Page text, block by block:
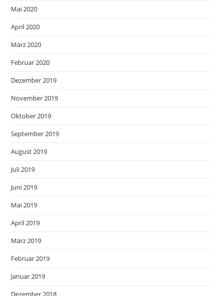
Mai 2020
April 2020
März 2020
Februar 2020
Dezember 2019
November 2019
Oktober 2019
September 2019
August 2019
Juli 2019
Juni 2019
Mai 2019
April 2019
März 2019
Februar 2019
Januar 2019
Dezember 2018